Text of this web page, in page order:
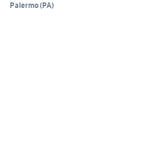
Palermo(PA)